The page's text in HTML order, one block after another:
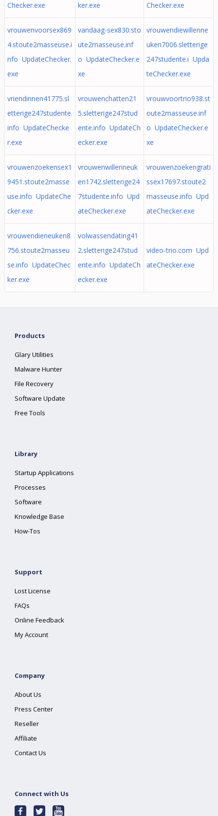
Checker.exe
ker.exe
Checker.exe
vrouwenvoorsex869
4.stoute2masseuse.i
nfo UpdateChecker.
exe
vandaag-sex830.sto
ute2masseuse.inf
o UpdateChecker.e
xe
vrouwendiewillenne
uken7006.sletterige
247studente.i Upda
teChecker.exe
vriendinnen41775.sl
etterige247studente.
info UpdateChecke
r.exe
vrouwenchatten21
5.sletterige247stud
ente.info UpdateCh
ecker.exe
vrouwvoortrio938.st
oute2masseuse.inf
o UpdateChecker.e
xe
vrouwenzoekensex1
9451.stoute2masse
use.info UpdateChe
cker.exe
vrouwenwillenneuk
en1742.sletterige24
7studente.info Upd
ateChecker.exe
vrouwenzoekengrati
ssex17697.stoute2
masseuse.info Upd
ateChecker.exe
vrouwendieneuken8
756.stoute2masseu
se.info UpdateChec
ker.exe
volwassendating41
2.sletterige247stud
ente.info UpdateCh
ecker.exe
video-trio.com Upd
ateChecker.exe
Products
Glary Utilities
Malware Hunter
File Recovery
Software Update
Free Tools
Library
Startup Applications
Processes
Software
Knowledge Base
How-Tos
Support
Lost License
FAQs
Online Feedback
My Account
Company
About Us
Press Center
Reseller
Affiliate
Contact Us
Connect with Us